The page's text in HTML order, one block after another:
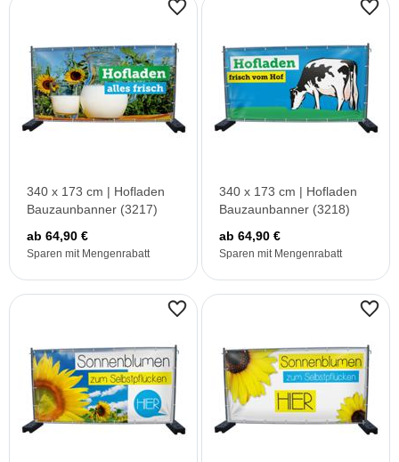
340 x 173 cm | Hofladen
Bauzaunbanner (3217)
ab 64,90 €
Sparen mit Mengenrabatt
340 x 173 cm | Hofladen
Bauzaunbanner (3218)
ab 64,90 €
Sparen mit Mengenrabatt